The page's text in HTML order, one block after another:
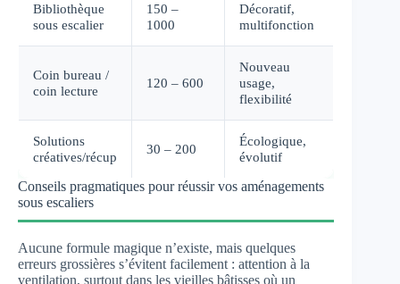
Bibliothèque
sous escalier
150 –
1000
Décoratif,
multifonction
Coin bureau /
coin lecture
120 – 600
Nouveau
usage,
flexibilité
Solutions
créatives/récup
30 – 200
Écologique,
évolutif
Conseils pragmatiques pour réussir vos aménagements
sous escaliers
Aucune formule magique n’existe, mais quelques
erreurs grossières s’évitent facilement : attention à la
ventilation, surtout dans les vieilles bâtisses où un